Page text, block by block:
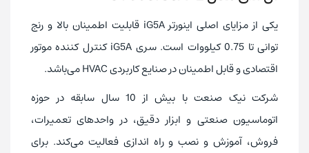
یکی از مزایای اصلی اینورتر iG5A قابلیت اطمینان بالا و رنج
توانی تا 0.75 کیلووات است. سری iG5A کنترل کننده موتور
اقتصادی و قابل اطمینان در صنایع کاربردی HVAC می‌باشد.
شرکت نیک صنعت با بیش از 10 سال سابقه در حوزه
اتوماسیون صنعتی و ابزار دقیق، در واحدهای تعمیرات،
فروش، آموزش و نصب و راه اندازی فعالیت می‌کند. برای